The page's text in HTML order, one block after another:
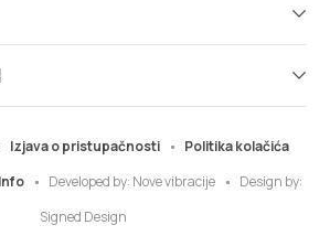
Izjava o pristupačnosti
Politika kolačića
Developed by: Nove vibracije
Design by:
Signed Design